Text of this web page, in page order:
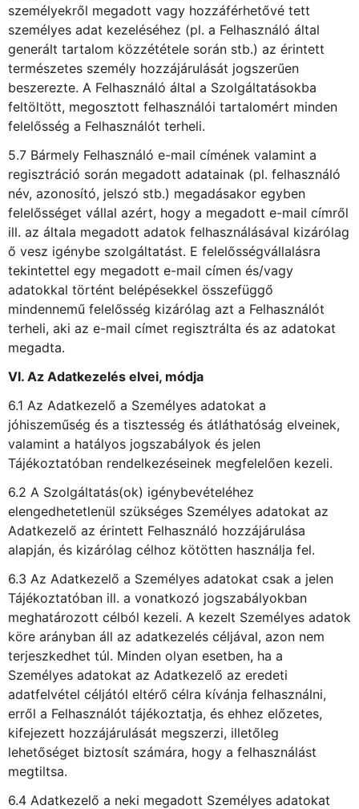
személyekről megadott vagy hozzáférhetővé tett
személyes adat kezeléséhez (pl. a Felhasználó által
generált tartalom közzététele során stb.) az érintett
természetes személy hozzájárulását jogszerűen
beszerezte. A Felhasználó által a Szolgáltatásokba
feltöltött, megosztott felhasználói tartalomért minden
felelősség a Felhasználót terheli.
5.7 Bármely Felhasználó e-mail címének valamint a
regisztráció során megadott adatainak (pl. felhasználó
név, azonosító, jelszó stb.) megadásakor egyben
felelősséget vállal azért, hogy a megadott e-mail címről
ill. az általa megadott adatok felhasználásával kizárólag
ő vesz igénybe szolgáltatást. E felelősségvállalásra
tekintettel egy megadott e-mail címen és/vagy
adatokkal történt belépésekkel összefüggő
mindennemű felelősség kizárólag azt a Felhasználót
terheli, aki az e-mail címet regisztrálta és az adatokat
megadta.
VI. Az Adatkezelés elvei, módja
6.1 Az Adatkezelő a Személyes adatokat a
jóhiszeműség és a tisztesség és átláthatóság elveinek,
valamint a hatályos jogszabályok és jelen
Tájékoztatóban rendelkezéseinek megfelelően kezeli.
6.2 A Szolgáltatás(ok) igénybevételéhez
elengedhetetlenül szükséges Személyes adatokat az
Adatkezelő az érintett Felhasználó hozzájárulása
alapján, és kizárólag célhoz kötötten használja fel.
6.3 Az Adatkezelő a Személyes adatokat csak a jelen
Tájékoztatóban ill. a vonatkozó jogszabályokban
meghatározott célból kezeli. A kezelt Személyes adatok
köre arányban áll az adatkezelés céljával, azon nem
terjeszkedhet túl. Minden olyan esetben, ha a
Személyes adatokat az Adatkezelő az eredeti
adatfelvétel céljától eltérő célra kívánja felhasználni,
erről a Felhasználót tájékoztatja, és ehhez előzetes,
kifejezett hozzájárulását megszerzi, illetőleg
lehetőséget biztosít számára, hogy a felhasználást
megtiltsa.
6.4 Adatkezelő a neki megadott Személyes adatokat